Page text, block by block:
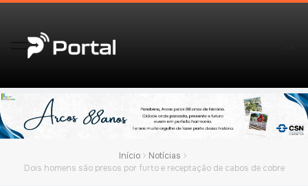
Início
Notícias
Dois homens são presos por furto e receptação de cabos de cobre